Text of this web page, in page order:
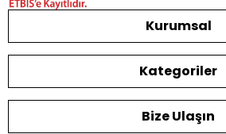
Kurumsal
Kategoriler
Bize Ulaşın